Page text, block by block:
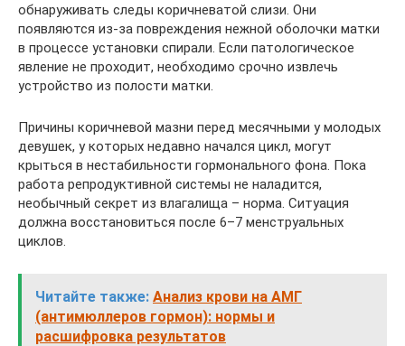
обнаруживать следы коричневатой слизи. Они
появляются из-за повреждения нежной оболочки матки
в процессе установки спирали. Если патологическое
явление не проходит, необходимо срочно извлечь
устройство из полости матки.
Причины коричневой мазни перед месячными у молодых
девушек, у которых недавно начался цикл, могут
крыться в нестабильности гормонального фона. Пока
работа репродуктивной системы не наладится,
необычный секрет из влагалища – норма. Ситуация
должна восстановиться после 6–7 менструальных
циклов.
Читайте также: Анализ крови на АМГ
(антимюллеров гормон): нормы и
расшифровка результатов